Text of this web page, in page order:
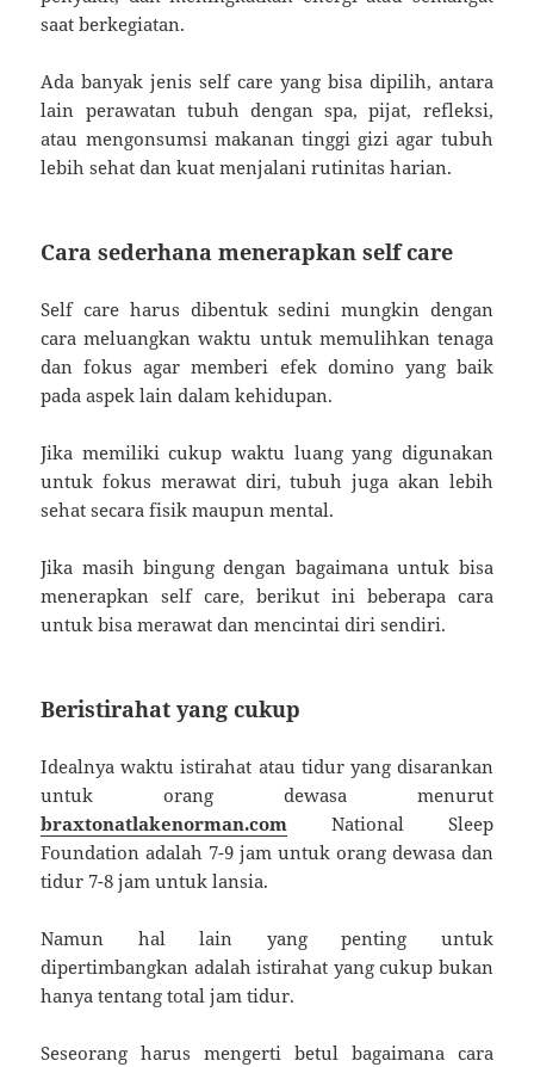
saat berkegiatan.
Ada banyak jenis self care yang bisa dipilih, antara
lain perawatan tubuh dengan spa, pijat, refleksi,
atau mengonsumsi makanan tinggi gizi agar tubuh
lebih sehat dan kuat menjalani rutinitas harian.
Cara sederhana menerapkan self care
Self care harus dibentuk sedini mungkin dengan
cara meluangkan waktu untuk memulihkan tenaga
dan fokus agar memberi efek domino yang baik
pada aspek lain dalam kehidupan.
Jika memiliki cukup waktu luang yang digunakan
untuk fokus merawat diri, tubuh juga akan lebih
sehat secara fisik maupun mental.
Jika masih bingung dengan bagaimana untuk bisa
menerapkan self care, berikut ini beberapa cara
untuk bisa merawat dan mencintai diri sendiri.
Beristirahat yang cukup
Idealnya waktu istirahat atau tidur yang disarankan
untuk orang dewasa menurut
braxtonatlakenorman.com National Sleep
Foundation adalah 7-9 jam untuk orang dewasa dan
tidur 7-8 jam untuk lansia.
Namun hal lain yang penting untuk
dipertimbangkan adalah istirahat yang cukup bukan
hanya tentang total jam tidur.
Seseorang harus mengerti betul bagaimana cara